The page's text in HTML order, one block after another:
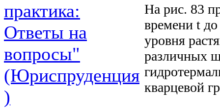
практика:
Ответы на
вопросы"
(Юриспруденция
)
На рис. 83
времени t
уровня
различных
кварцевой